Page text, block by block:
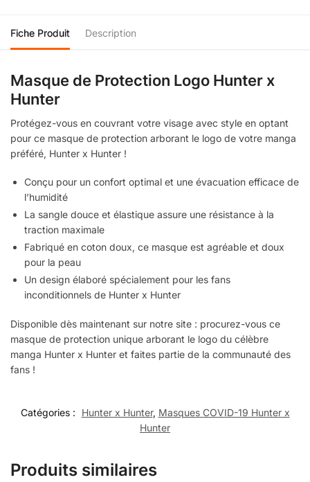
Fiche Produit Description
Masque de Protection Logo Hunter x
Hunter
Protégez-vous en couvrant votre visage avec style en optant
pour ce masque de protection arborant le logo de votre manga
préféré, Hunter x Hunter !
Conçu pour un confort optimal et une évacuation efficace de
l’humidité
La sangle douce et élastique assure une résistance à la
traction maximale
Fabriqué en coton doux, ce masque est agréable et doux
pour la peau
Un design élaboré spécialement pour les fans
inconditionnels de Hunter x Hunter
Disponible dès maintenant sur notre site : procurez-vous ce
masque de protection unique arborant le logo du célèbre
manga Hunter x Hunter et faites partie de la communauté des
fans !
Catégories : Hunter x Hunter, Masques COVID-19 Hunter x
Hunter
Produits similaires